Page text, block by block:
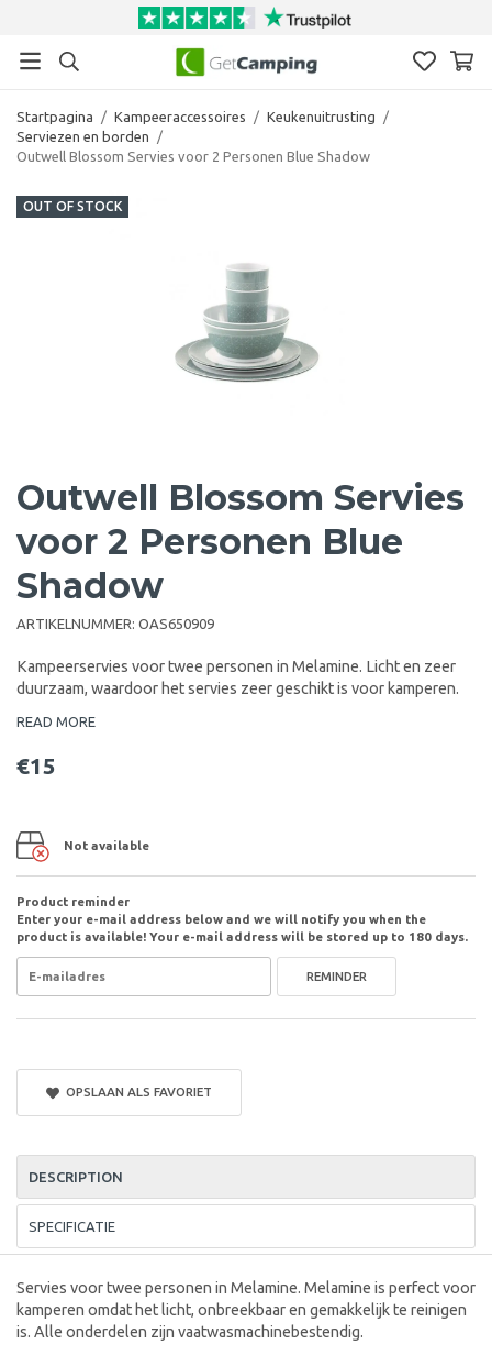
Startpagina / Kampeeraccessoires / Keukenuitrusting
/
Serviezen en borden
/
Outwell Blossom Servies voor 2 Personen Blue Shadow
OUT OF STOCK
Outwell Blossom Servies
voor 2 Personen Blue
Shadow
ARTIKELNUMMER: OAS650909
Kampeerservies voor twee personen in Melamine. Licht en zeer
duurzaam, waardoor het servies zeer geschikt is voor kamperen.
READ MORE
€15
Not available
Product reminder
Enter your e-mail address below and we will notify you when the
product is available! Your e-mail address will be stored up to 180 days.
REMINDER
OPSLAAN ALS FAVORIET
DESCRIPTION
SPECIFICATIE
Servies voor twee personen in Melamine. Melamine is perfect voor
kamperen omdat het licht, onbreekbaar en gemakkelijk te reinigen
is. Alle onderdelen zijn vaatwasmachinebestendig.